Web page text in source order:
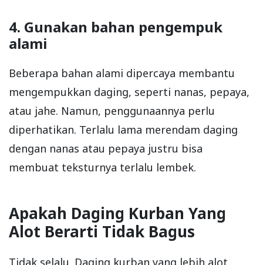
4. Gunakan bahan pengempuk
alami
Beberapa bahan alami dipercaya membantu
mengempukkan daging, seperti nanas, pepaya,
atau jahe. Namun, penggunaannya perlu
diperhatikan. Terlalu lama merendam daging
dengan nanas atau pepaya justru bisa
membuat teksturnya terlalu lembek.
Apakah Daging Kurban Yang
Alot Berarti Tidak Bagus